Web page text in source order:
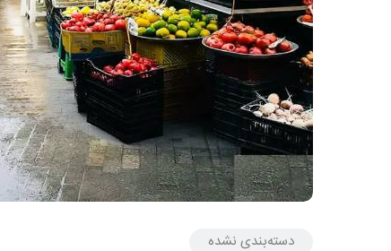
دسته‌بندی نشده